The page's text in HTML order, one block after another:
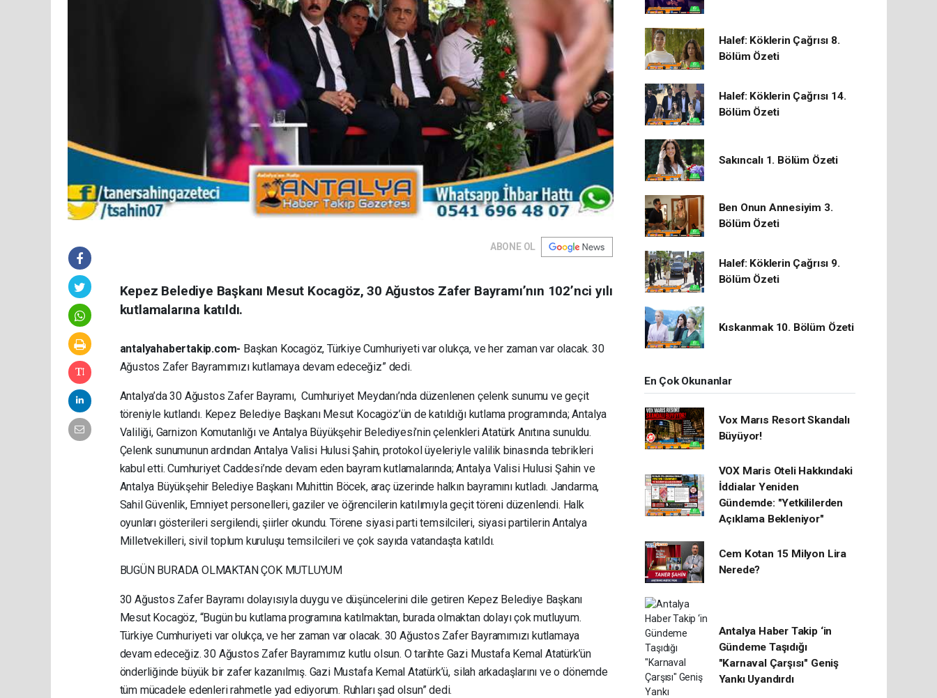
ABONE OL
Kepez Belediye Başkanı Mesut Kocagöz, 30 Ağustos Zafer Bayramı’nın 102’nci yılı
kutlamalarına katıldı.
antalyahabertakip.com- Başkan Kocagöz, Türkiye Cumhuriyeti var olukça, ve her zaman var olacak. 30
Ağustos Zafer Bayramımızı kutlamaya devam edeceğiz” dedi.
Antalya’da 30 Ağustos Zafer Bayramı, Cumhuriyet Meydanı’nda düzenlenen çelenk sunumu ve geçit
töreniyle kutlandı. Kepez Belediye Başkanı Mesut Kocagöz’ün de katıldığı kutlama programında; Antalya
Valiliği, Garnizon Komutanlığı ve Antalya Büyükşehir Belediyesi’nin çelenkleri Atatürk Anıtına sunuldu.
Çelenk sunumunun ardından Antalya Valisi Hulusi Şahin, protokol üyeleriyle valilik binasında tebrikleri
kabul etti. Cumhuriyet Caddesi’nde devam eden bayram kutlamalarında; Antalya Valisi Hulusi Şahin ve
Antalya Büyükşehir Belediye Başkanı Muhittin Böcek, araç üzerinde halkın bayramını kutladı. Jandarma,
Sahil Güvenlik, Emniyet personelleri, gaziler ve öğrencilerin katılımıyla geçit töreni düzenlendi. Halk
oyunları gösterileri sergilendi, şiirler okundu. Törene siyasi parti temsilcileri, siyasi partilerin Antalya
Milletvekilleri, sivil toplum kuruluşu temsilcileri ve çok sayıda vatandaşta katıldı.
BUGÜN BURADA OLMAKTAN ÇOK MUTLUYUM
30 Ağustos Zafer Bayramı dolayısıyla duygu ve düşüncelerini dile getiren Kepez Belediye Başkanı
Mesut Kocagöz, “Bugün bu kutlama programına katılmaktan, burada olmaktan dolayı çok mutluyum.
Türkiye Cumhuriyeti var olukça, ve her zaman var olacak. 30 Ağustos Zafer Bayramımızı kutlamaya
devam edeceğiz. 30 Ağustos Zafer Bayramımız kutlu olsun. O tarihte Gazi Mustafa Kemal Atatürk’ün
önderliğinde büyük bir zafer kazanılmış. Gazi Mustafa Kemal Atatürk’ü, silah arkadaşlarını ve o dönemde
tüm mücadele edenleri rahmetle yad ediyorum. Ruhları şad olsun” dedi.
Halef: Köklerin Çağrısı 8.
Bölüm Özeti
Halef: Köklerin Çağrısı 14.
Bölüm Özeti
Sakıncalı 1. Bölüm Özeti
Ben Onun Annesiyim 3.
Bölüm Özeti
Halef: Köklerin Çağrısı 9.
Bölüm Özeti
Kıskanmak 10. Bölüm Özeti
En Çok Okunanlar
Vox Marıs Resort Skandalı
Büyüyor!
VOX Maris Oteli Hakkındaki
İddialar Yeniden
Gündemde: "Yetkililerden
Açıklama Bekleniyor"
Cem Kotan 15 Milyon Lira
Nerede?
Antalya Haber Takip ‘in
Gündeme Taşıdığı
"Karnaval Çarşısı" Geniş
Yankı Uyandırdı